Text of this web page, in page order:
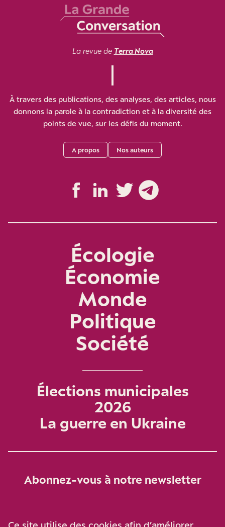
La revue de Terra Nova
À travers des publications, des analyses, des articles, nous
donnons la parole à la contradiction et à la diversité des
points de vue, sur les défis du moment.
A propos Nos auteurs
Écologie
Économie
Monde
Politique
Société
Élections municipales
2026
La guerre en Ukraine
Abonnez-vous à notre newsletter